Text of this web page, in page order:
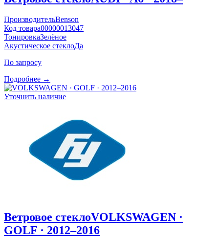
ПроизводительBenson
Код товара00000013047
ТонировкаЗелёное
Акустическое стеклоДа
По запросу
Подробнее →
Уточнить наличие
Ветровое стеклоVOLKSWAGEN ·
GOLF · 2012–2016